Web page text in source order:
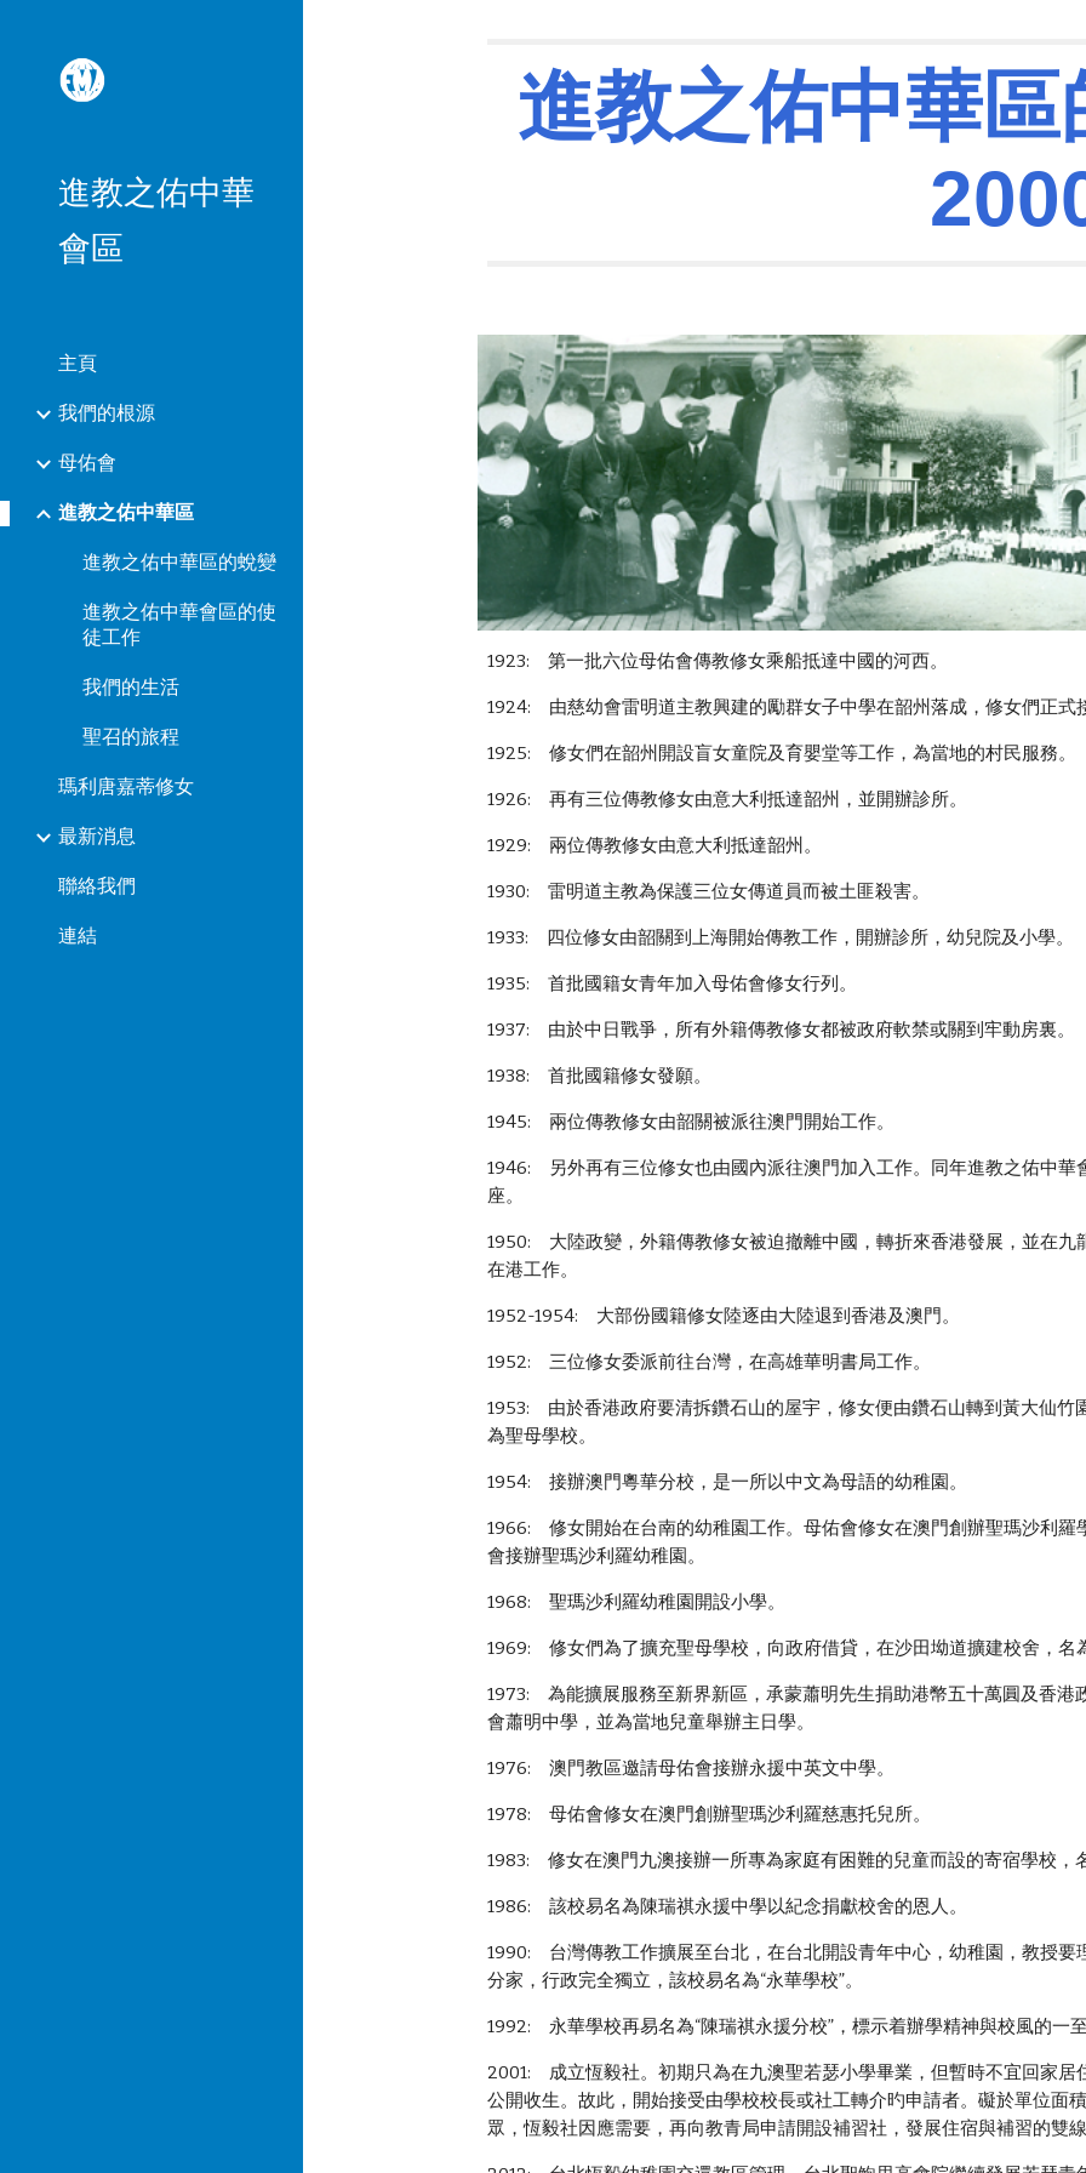
進教之佑中華
會區
主頁
我們的根源
母佑會
進教之佑中華區
進教之佑中華區的蛻變
進教之佑中華會區的使
徒工作
我們的生活
聖召的旅程
瑪利唐嘉蒂修女
最新消息
聯絡我們
連結
進教之佑中華
1923: 第一批六位母佑會傳教修女乘船抵達中國的河西。
1924: 由慈幼會雷明道主教興建的勵群女子中學在韶州落成，修女們正式
1925: 修女們在韶州開設盲女童院及育嬰堂等工作，為當地的村民服務。
1926: 再有三位傳教修女由意大利抵達韶州，並開辦診所。
1929: 兩位傳教修女由意大利抵達韶州。
1930: 雷明道主教為保護三位女傳道員而被土匪殺害。
1933: 四位修女由韶關到上海開始傳教工作，開辦診所，幼兒院及小學。
1935: 首批國籍女青年加入母佑會修女行列。
1937: 由於中日戰爭，所有外籍傳教修女都被政府軟禁或關到牢動房裏。
1938: 首批國籍修女發願。
1945: 兩位傳教修女由韶關被派往澳門開始工作。
1946: 另外再有三位修女也由國內派往澳門加入工作。同年進教之佑中華
座。
1950: 大陸政變，外籍傳教修女被迫撤離中國，轉折來香港發展，並在九
在港工作。
1952-1954: 大部份國籍修女陸逐由大陸退到香港及澳門。
1952: 三位修女委派前往台灣，在高雄華明書局工作。
1953: 由於香港政府要清拆鑽石山的屋宇，修女便由鑽石山轉到黃大仙竹
為聖母學校。
1954: 接辦澳門粵華分校，是一所以中文為母語的幼稚園。
1966: 修女開始在台南的幼稚園工作。母佑會修女在澳門創辦聖瑪沙利羅
會接辦聖瑪沙利羅幼稚園。
1968: 聖瑪沙利羅幼稚園開設小學。
1969: 修女們為了擴充聖母學校，向政府借貸，在沙田坳道擴建校舍，名
1973: 為能擴展服務至新界新區，承蒙蕭明先生捐助港幣五十萬圓及香港
會蕭明中學，並為當地兒童舉辦主日學。
1976: 澳門教區邀請母佑會接辦永援中英文中學。
1978: 母佑會修女在澳門創辦聖瑪沙利羅慈惠托兒所。
1983: 修女在澳門九澳接辦一所專為家庭有困難的兒童而設的寄宿學校，
1986: 該校易名為陳瑞祺永援中學以紀念捐獻校舍的恩人。
1990: 台灣傳教工作擴展至台北，在台北開設青年中心，幼稚園，教授要
分家，行政完全獨立，該校易名為“永華學校”。
1992: 永華學校再易名為“陳瑞祺永援分校”，標示着辦學精神與校風的一
2001: 成立恆毅社。初期只為在九澳聖若瑟小學畢業，但暫時不宜回家居
公開收生。故此，開始接受由學校校長或社工轉介旳申請者。礙於單位面
眾，恆毅社因應需要，再向教青局申請開設補習社，發展住宿與補習的雙